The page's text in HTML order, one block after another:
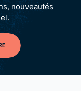
nouveautés